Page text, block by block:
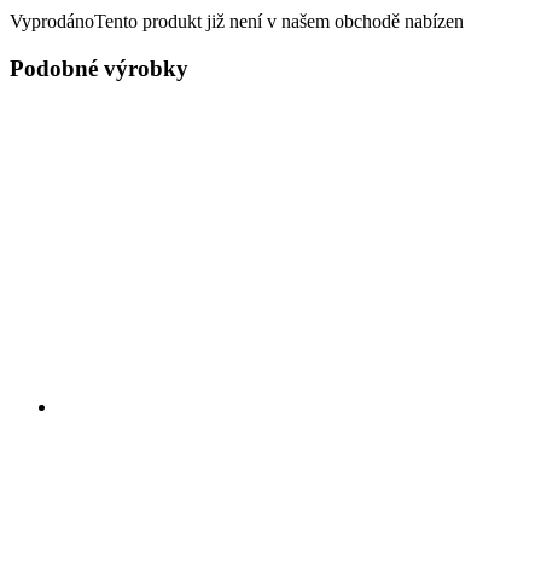
VyprodánoTento produkt již není v našem obchodě nabízen
Podobné výrobky